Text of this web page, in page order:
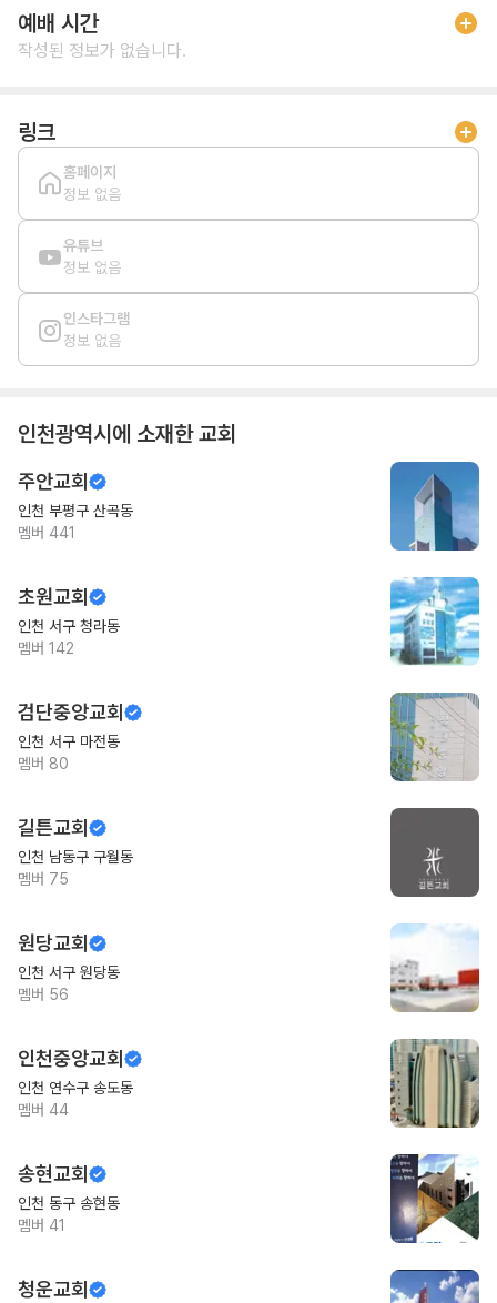
예배 시간
작성된 정보가 없습니다.
링크
홈페이지
정보 없음
유튜브
정보 없음
인스타그램
정보 없음
인천광역시 에 소재한 교회
주안교회
인천 부평구 산곡동
멤버 441
초원교회
인천 서구 청라동
멤버 142
검단중앙교회
인천 서구 마전동
멤버 80
길튼교회
인천 남동구 구월동
멤버 75
원당교회
인천 서구 원당동
멤버 56
인천중앙교회
인천 연수구 송도동
멤버 44
송현교회
인천 동구 송현동
멤버 41
청운교회